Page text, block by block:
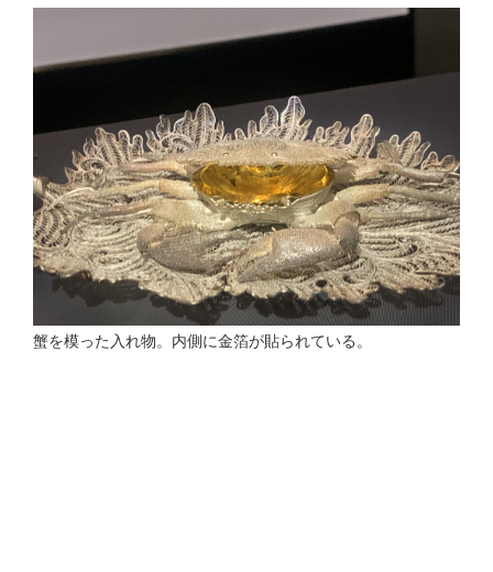
蟹を模った入れ物。内側に金箔が貼られている。